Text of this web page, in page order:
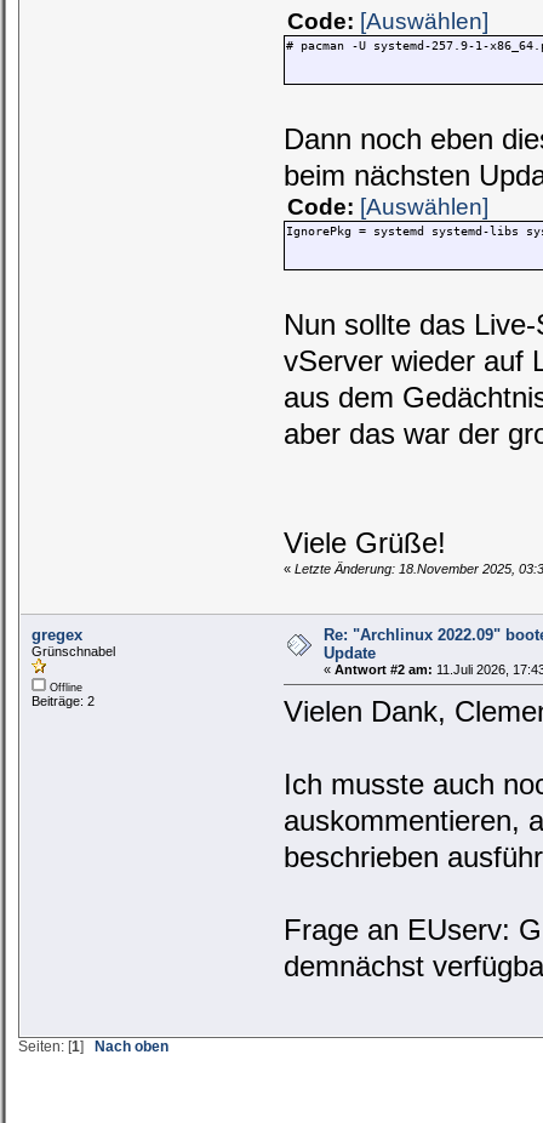
Code: [Auswählen]
# pacman -U systemd-257.9-1-
Dann noch eben
beim nächsten
Code: [Auswählen]
IgnorePkg = systemd systemd-libs
Nun sollte das
vServer wieder auf
aus dem
aber das war der
Viele Grüße!
«Letzte Änderung: 18.November 2025,
gregex
Grünschnabel
Offline
Beiträge: 2
Re: "Archlinux 2022.09"
Update
« Antwort #2 am: 11.Juli 2026,
Vielen Dank,
Ich musste auch
auskommentieren,
beschrieben
Frage an EUserv:
demnächst
Seiten: [1] Nach oben